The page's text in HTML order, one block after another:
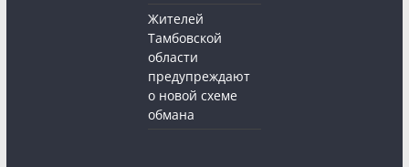
Жителей
Тамбовской
области
предупреждают
о новой схеме
обмана